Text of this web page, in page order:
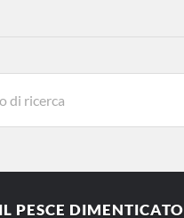
IL PESCE DIMENTICATO